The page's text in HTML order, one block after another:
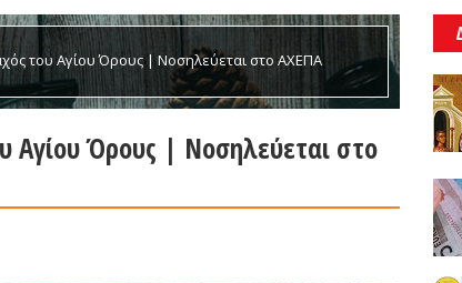
του Αγίου Όρους | Νοσηλεύεται στο ΑΧΕΠΑ
Αγίου Όρους | Νοσηλεύεται στο